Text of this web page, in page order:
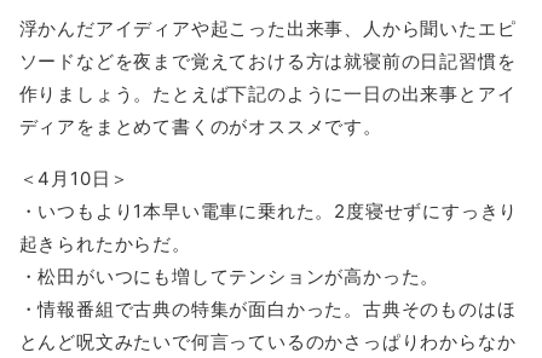
浮かんだアイディアや起こった出来事、人から聞いたエピ
ソードなどを夜まで覚えておける方は就寝前の日記習慣を
作りましょう。たとえば下記のように一日の出来事とアイ
ディアをまとめて書くのがオススメです。
＜4月10日＞
・いつもより1本早い電車に乗れた。2度寝せずにすっきり
起きられたからだ。
・松田がいつにも増してテンションが高かった。
・情報番組で古典の特集が面白かった。古典そのものはほ
とんど呪文みたいで何言っているのかさっぱりわからなか